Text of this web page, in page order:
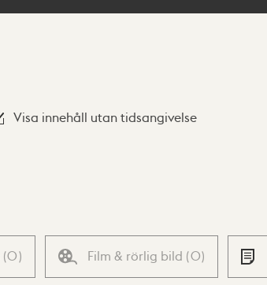
Visa innehåll utan tidsangivelse
(0) Film & rörlig bild (0)